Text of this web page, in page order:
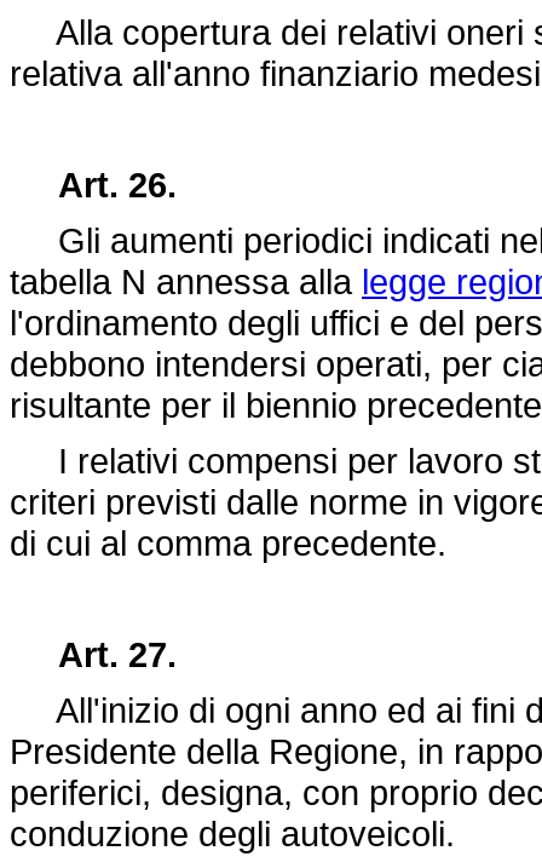
Alla copertura dei relativi oneri
relativa all'anno finanziario
Art. 26.
Gli aumenti periodici indicati
tabella N annessa alla legge
l'ordinamento degli uffici e del
debbono intendersi operati, per
risultante per il biennio
I relativi compensi per lavoro
criteri previsti dalle norme in
di cui al comma precedente.
Art. 27.
All'inizio di ogni anno ed ai fini
Presidente della Regione, in
periferici, designa, con proprio
conduzione degli autoveicoli.